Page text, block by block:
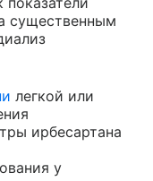
существенным
легкой или
ирбесартана
у